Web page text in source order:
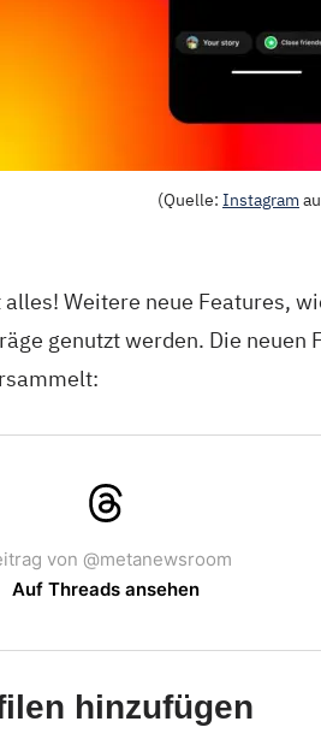
(Quelle: Instagram
Weitere neue Features,
genutzt werden. Die neuen
von @metanewsroom
Auf Threads ansehen
hinzufügen